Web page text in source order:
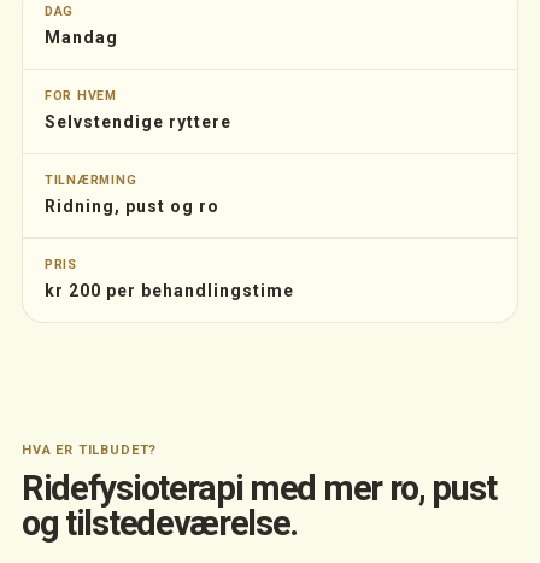
DAG
Mandag
FOR HVEM
Selvstendige ryttere
TILNÆRMING
Ridning, pust og ro
PRIS
kr 200 per behandlingstime
HVA ER TILBUDET?
Ridefysioterapi med mer ro, pust
og tilstedeværelse.